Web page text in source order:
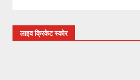
लाइव क्रिकेट स्कोर